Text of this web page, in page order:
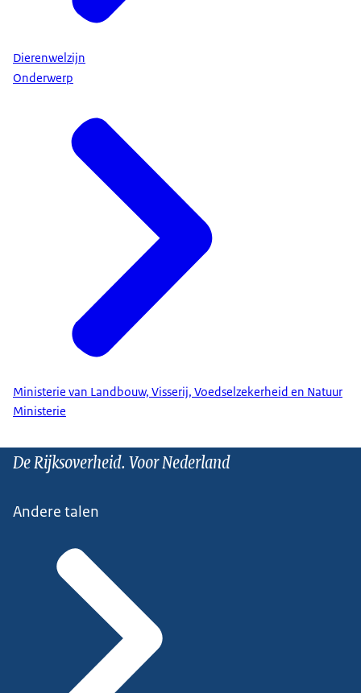
Dierenwelzijn
Onderwerp
Ministerie van Landbouw, Visserij, Voedselzekerheid en Natuur
Ministerie
De Rijksoverheid. Voor Nederland
Andere talen